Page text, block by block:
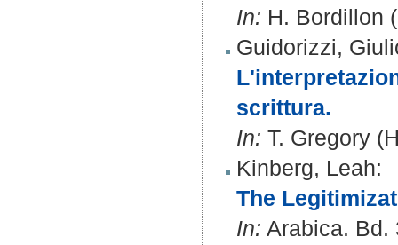
In: H. Bordillon
Guidorizzi,
scrittura.
In: T. Gregory
Kinberg, Leah:
The
In: Arabica. Bd.